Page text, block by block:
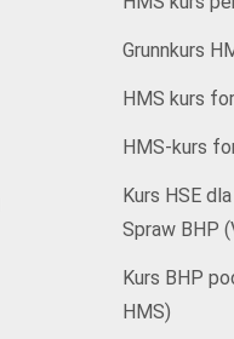
Grunnkurs
HMS kurs
HMS-kurs
Kurs HSE
Spraw BHP
Kurs BHP
HMS)